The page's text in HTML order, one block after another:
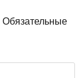
Обязательные